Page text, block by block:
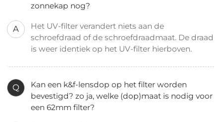
zonnekap nog?
A
Het UV-filter verandert niets aan de
schroefdraad of de schroefdraadmaat. De draad
is weer identiek op het UV-filter hierboven.
Q
Kan een k&f-lensdop op het filter worden
bevestigd? zo ja, welke (dop)maat is nodig voor
een 62mm filter?